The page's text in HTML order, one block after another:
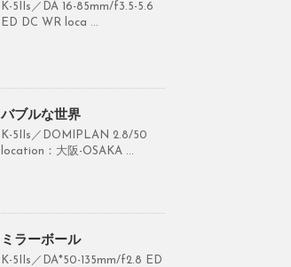
K-5IIs／DA 16-85mm/f3.5-5.6
ED DC WR loca ...
バブルな世界
K-5IIs／DOMIPLAN 2.8/50
location：大阪-OSAKA ...
ミラーボール
K-5IIs／DA*50-135mm/f2.8 ED